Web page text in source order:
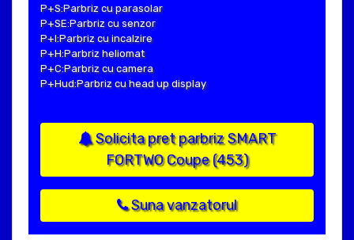
P+S:Parbriz cu parasolar
P+SE:Parbriz cu senzor
P+I:Parbriz cu incalzire
P+H:Parbriz heliomat
P+C:Parbriz cu camera
P+Hud:Parbriz cu head up display
Solicita pret parbriz SMART
FORTWO Coupe (453)
Suna vanzatorul